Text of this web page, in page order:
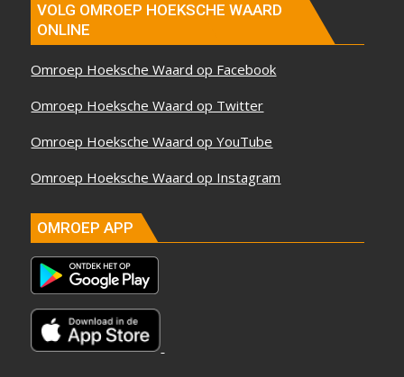
VOLG OMROEP HOEKSCHE WAARD
ONLINE
Omroep Hoeksche Waard op Facebook
Omroep Hoeksche Waard op Twitter
Omroep Hoeksche Waard op YouTube
Omroep Hoeksche Waard op Instagram
OMROEP APP